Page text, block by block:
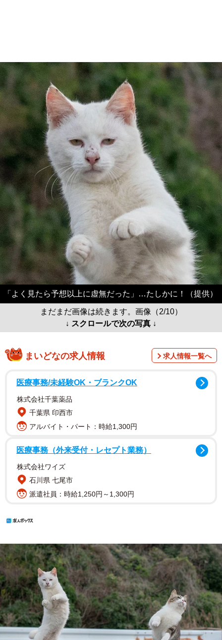
「よく見たら予想以上に虚無だった」…たしかに！（提供）
まだまだ画像は続きます。画像（2/10）
↓ スクロールで次の写真 ↓
まいどなの求人情報 求人情報一覧へ
医療事務/未経験OK・ブランクOK
株式会社千葉薬品
千葉県 印西市
アルバイト・パート：時給1,300円
医療事務（外来受付・レセプト業務）
株式会社ワイズ
石川県 七尾市
派遣社員：時給1,250円～1,300円